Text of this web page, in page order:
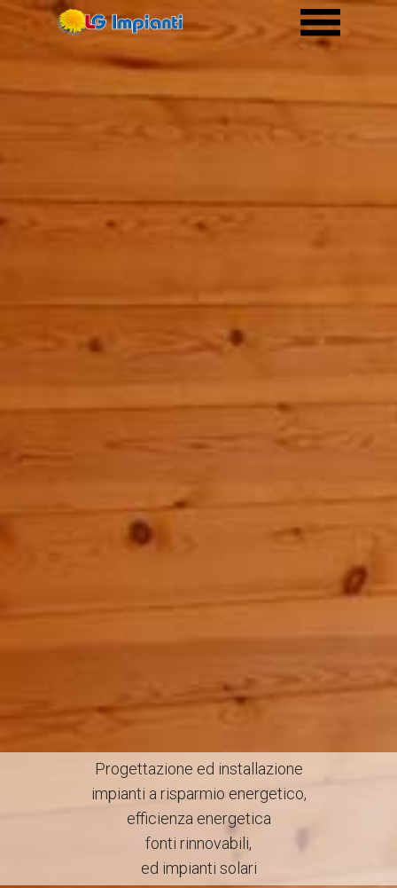
Progettazione ed installazione
impianti a risparmio energetico,
efficienza energetica
fonti rinnovabili,
ed impianti solari